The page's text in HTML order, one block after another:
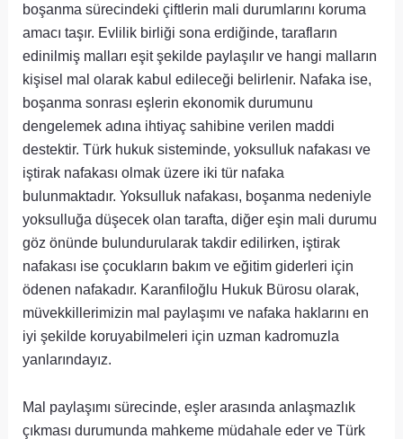
boşanma sürecindeki çiftlerin mali durumlarını koruma
amacı taşır. Evlilik birliği sona erdiğinde, tarafların
edinilmiş malları eşit şekilde paylaşılır ve hangi malların
kişisel mal olarak kabul edileceği belirlenir. Nafaka ise,
boşanma sonrası eşlerin ekonomik durumunu
dengelemek adına ihtiyaç sahibine verilen maddi
destektir. Türk hukuk sisteminde, yoksulluk nafakası ve
iştirak nafakası olmak üzere iki tür nafaka
bulunmaktadır. Yoksulluk nafakası, boşanma nedeniyle
yoksulluğa düşecek olan tarafta, diğer eşin mali durumu
göz önünde bulundurularak takdir edilirken, iştirak
nafakası ise çocukların bakım ve eğitim giderleri için
ödenen nafakadır. Karanfiloğlu Hukuk Bürosu olarak,
müvekkillerimizin mal paylaşımı ve nafaka haklarını en
iyi şekilde koruyabilmeleri için uzman kadromuzla
yanlarındayız.
Mal paylaşımı sürecinde, eşler arasında anlaşmazlık
çıkması durumunda mahkeme müdahale eder ve Türk